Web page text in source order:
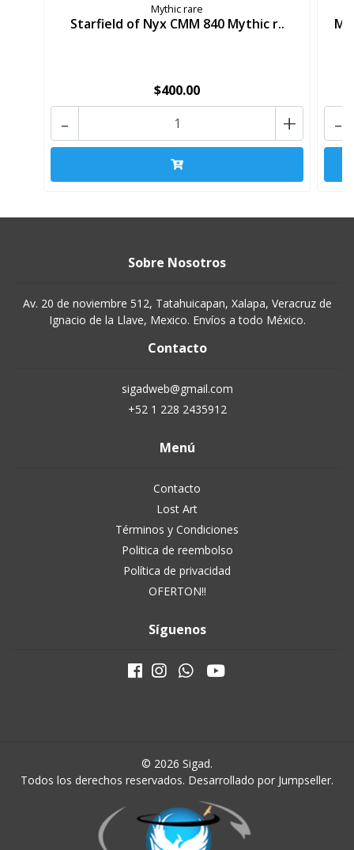
Mythic rare
Starfield of Nyx CMM 840 Mythic r..
$400.00
+
- -
Sobre Nosotros
Av. 20 de noviembre 512, Tatahuicapan, Xalapa, Veracruz de
Ignacio de la Llave, Mexico. Envíos a todo México.
Contacto
sigadweb@gmail.com
+52 1 228 2435912
Menú
Contacto
Lost Art
Términos y Condiciones
Politica de reembolso
Política de privacidad
OFERTON!!
Síguenos
© 2026 Sigad.
Todos los derechos reservados. Desarrollado por Jumpseller.